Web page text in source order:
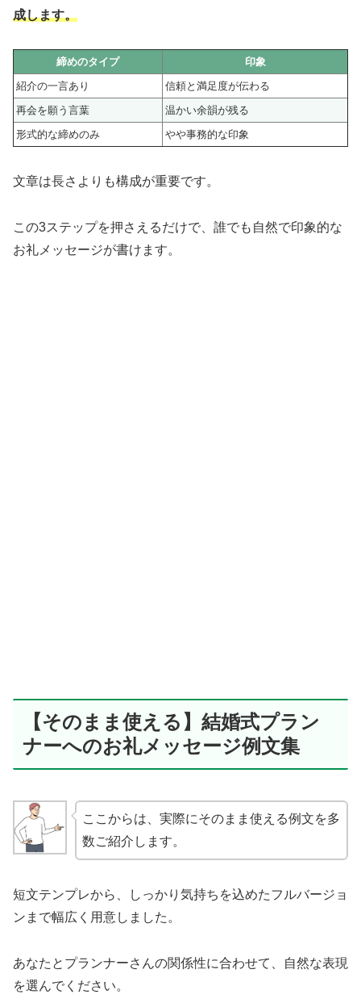
成します。
締めのタイプ
印象
紹介の一言あり
信頼と満足度が伝わる
再会を願う言葉
温かい余韻が残る
形式的な締めのみ
やや事務的な印象
文章は長さよりも構成が重要です。
この3ステップを押さえるだけで、誰でも自然で印象的な
お礼メッセージが書けます。
【そのまま使える】結婚式プラン
ナーへのお礼メッセージ例文集
ここからは、実際にそのまま使える例文を多
数ご紹介します。
短文テンプレから、しっかり気持ちを込めたフルバージョ
ンまで幅広く用意しました。
あなたとプランナーさんの関係性に合わせて、自然な表現
を選んでください。